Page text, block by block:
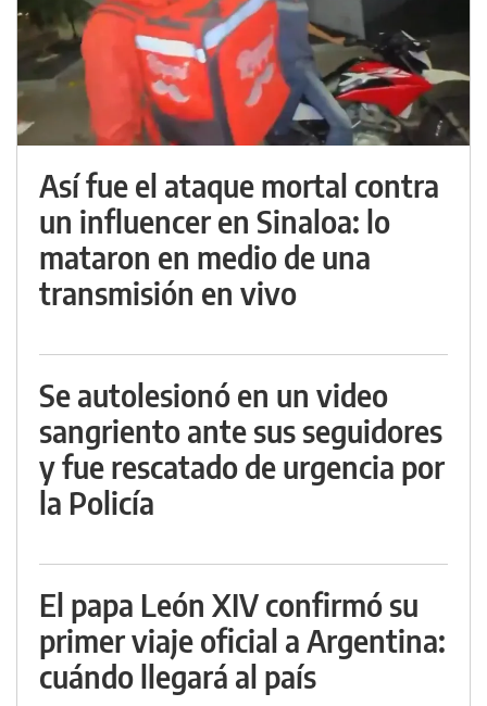
Así fue el ataque mortal contra
un influencer en Sinaloa: lo
mataron en medio de una
transmisión en vivo
Se autolesionó en un video
sangriento ante sus seguidores
y fue rescatado de urgencia por
la Policía
El papa León XIV confirmó su
primer viaje oficial a Argentina:
cuándo llegará al país